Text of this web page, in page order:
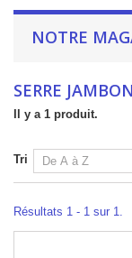
NOTRE
SERRE JAMBON
Il y a 1 produit.
Tri
Résultats 1 - 1 sur 1.